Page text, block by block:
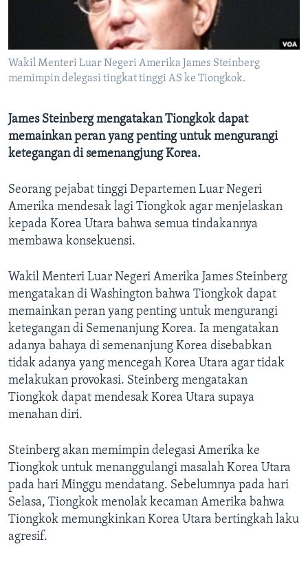
Wakil Menteri Luar Negeri Amerika James Steinberg
memimpin delegasi tingkat tinggi AS ke Tiongkok.
James Steinberg mengatakan Tiongkok dapat
memainkan peran yang penting untuk mengurangi
ketegangan di semenangjung Korea.
Seorang pejabat tinggi Departemen Luar Negeri
Amerika mendesak lagi Tiongkok agar menjelaskan
kepada Korea Utara bahwa semua tindakannya
membawa konsekuensi.
Wakil Menteri Luar Negeri Amerika James Steinberg
mengatakan di Washington bahwa Tiongkok dapat
memainkan peran yang penting untuk mengurangi
ketegangan di Semenanjung Korea. Ia mengatakan
adanya bahaya di semenanjung Korea disebabkan
tidak adanya yang mencegah Korea Utara agar tidak
melakukan provokasi. Steinberg mengatakan
Tiongkok dapat mendesak Korea Utara supaya
menahan diri.
Steinberg akan memimpin delegasi Amerika ke
Tiongkok untuk menanggulangi masalah Korea Utara
pada hari Minggu mendatang. Sebelumnya pada hari
Selasa, Tiongkok menolak kecaman Amerika bahwa
Tiongkok memungkinkan Korea Utara bertingkah laku
agresif.